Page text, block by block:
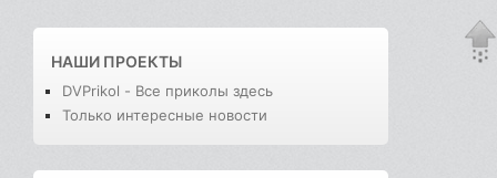
НАШИ ПРОЕКТЫ
DVPrikol - Все приколы здесь
Только интересные новости